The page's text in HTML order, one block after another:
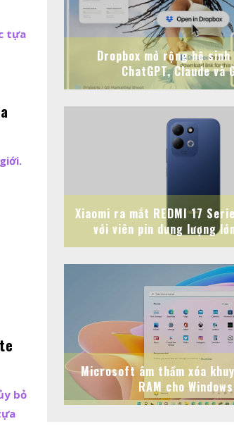
tựa
bỏ
Dropbox mở rộng hệ
ChatGPT, Claude và
Xiaomi ra mắt REDMI 17
với viên pin dung lượng
Microsoft âm thầm xóa
RAM cho